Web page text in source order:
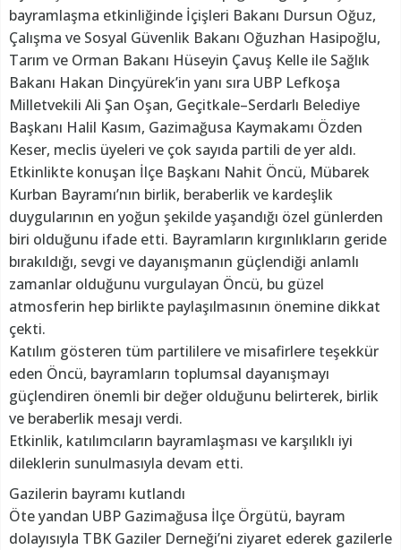
bayramlaşma etkinliğinde İçişleri Bakanı Dursun Oğuz,
Çalışma ve Sosyal Güvenlik Bakanı Oğuzhan Hasipoğlu,
Tarım ve Orman Bakanı Hüseyin Çavuş Kelle ile Sağlık
Bakanı Hakan Dinçyürek’in yanı sıra UBP Lefkoşa
Milletvekili Ali Şan Oşan, Geçitkale–Serdarlı Belediye
Başkanı Halil Kasım, Gazimağusa Kaymakamı Özden
Keser, meclis üyeleri ve çok sayıda partili de yer aldı.
Etkinlikte konuşan İlçe Başkanı Nahit Öncü, Mübarek
Kurban Bayramı’nın birlik, beraberlik ve kardeşlik
duygularının en yoğun şekilde yaşandığı özel günlerden
biri olduğunu ifade etti. Bayramların kırgınlıkların geride
bırakıldığı, sevgi ve dayanışmanın güçlendiği anlamlı
zamanlar olduğunu vurgulayan Öncü, bu güzel
atmosferin hep birlikte paylaşılmasının önemine dikkat
çekti.
Katılım gösteren tüm partililere ve misafirlere teşekkür
eden Öncü, bayramların toplumsal dayanışmayı
güçlendiren önemli bir değer olduğunu belirterek, birlik
ve beraberlik mesajı verdi.
Etkinlik, katılımcıların bayramlaşması ve karşılıklı iyi
dileklerin sunulmasıyla devam etti.
Gazilerin bayramı kutlandı
Öte yandan UBP Gazimağusa İlçe Örgütü, bayram
dolayısıyla TBK Gaziler Derneği’ni ziyaret ederek gazilerle